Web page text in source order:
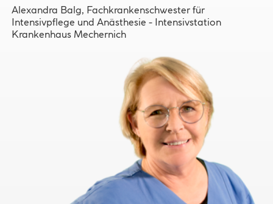
Alexandra Balg, Fachkrankenschwester für
Intensivpflege und Anästhesie - Intensivstation
Krankenhaus Mechernich